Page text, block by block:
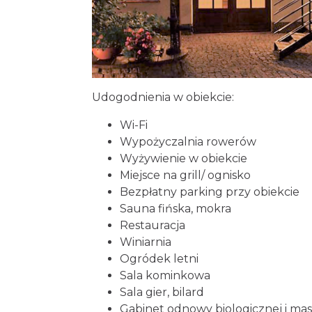
Udogodnienia w obiekcie:
Wi-Fi
Wypożyczalnia rowerów
Wyżywienie w obiekcie
Miejsce na grill/ ognisko
Bezpłatny parking przy obiekcie
Sauna fińska, mokra
Restauracja
Winiarnia
Ogródek letni
Sala kominkowa
Sala gier, bilard
Gabinet odnowy biologicznej i